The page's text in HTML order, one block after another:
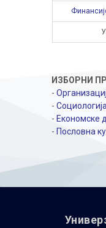
ИЗБОРНИ
-
-
- Економске
- Пословна